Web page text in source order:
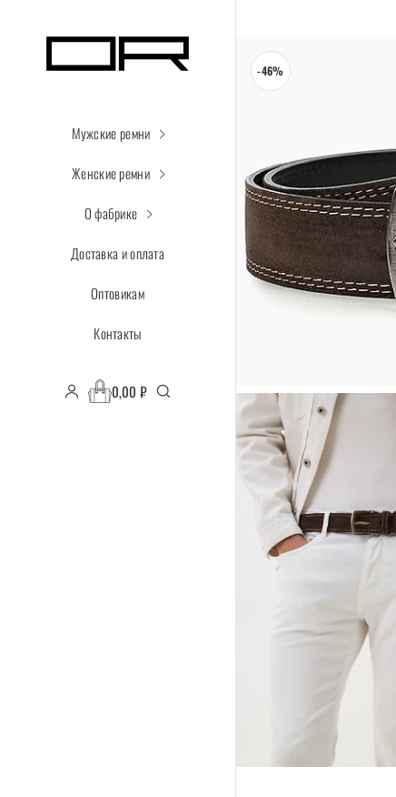
Мужские ремни
Женские ремни
О фабрике
Доставка и оплата
Оптовикам
Контакты
0,00 ₽
-46%